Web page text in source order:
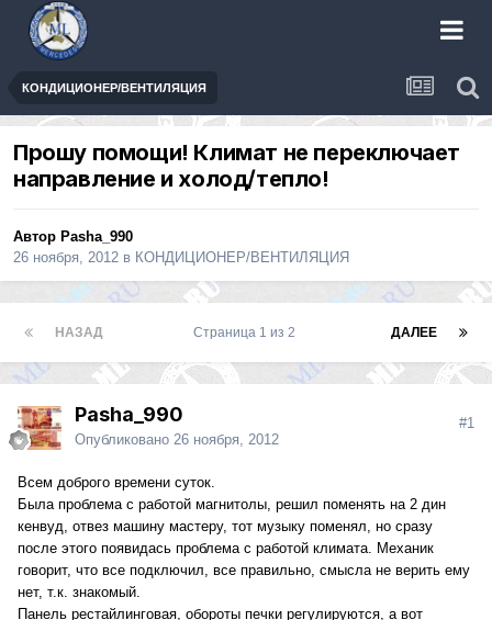
КОНДИЦИОНЕР/ВЕНТИЛЯЦИЯ
Прошу помощи! Климат не переключает
направление и холод/тепло!
Автор Pasha_990
26 ноября, 2012 в КОНДИЦИОНЕР/ВЕНТИЛЯЦИЯ
НАЗАД ДАЛЕЕ
Страница 1 из 2
Pasha_990
Опубликовано 26 ноября, 2012
#1
Всем доброго времени суток.
Была проблема с работой магнитолы, решил поменять на 2 дин
кенвуд, отвез машину мастеру, тот музыку поменял, но сразу
после этого появидась проблема с работой климата. Механик
говорит, что все подключил, все правильно, смысла не верить ему
нет, т.к. знакомый.
Панель рестайлинговая, обороты печки регулируются, а вот